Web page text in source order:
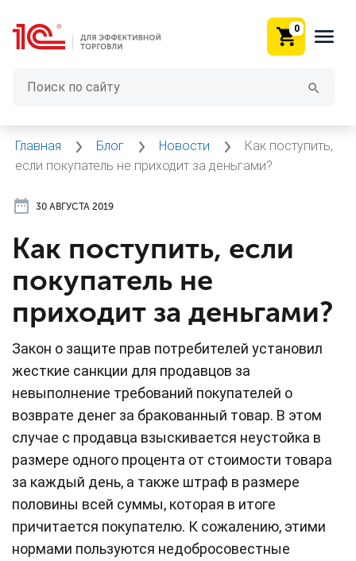
0
Главная Блог Новости
Как поступить,
если покупатель не приходит за деньгами?
30 АВГУСТА 2019
Как поступить, если
покупатель не
приходит за деньгами?
Закон о защите прав потребителей установил
жесткие санкции для продавцов за
невыполнение требований покупателей о
возврате денег за бракованный товар. В этом
случае с продавца взыскивается неустойка в
размере одного процента от стоимости товара
за каждый день, а также штраф в размере
половины всей суммы, которая в итоге
причитается покупателю. К сожалению, этими
нормами пользуются недобросовестные